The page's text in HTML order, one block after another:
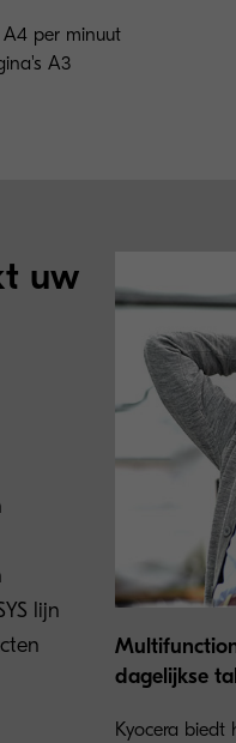
per minuut
A3
uw
lijn
dagelijkse
Kyocera biedt